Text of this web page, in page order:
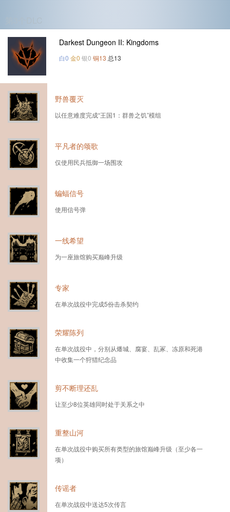
Darkest Dungeon II: Kingdoms
白0 金0 银0 铜13 总13
野兽覆灭
以任意难度完成“王国1：群兽之饥”模组
平凡者的颂歌
仅使用民兵抵御一场围攻
蝙蝠信号
使用信号弹
一线希望
为一座旅馆购买巅峰升级
专家
在单次战役中完成5份击杀契约
荣耀陈列
在单次战役中，分别从燔城、腐宴、乱冢、冻原和死港
中收集一个狩猎纪念品
剪不断理还乱
让至少8位英雄同时处于关系之中
重整山河
在单次战役中购买所有类型的旅馆巅峰升级（至少各一
项）
传谣者
在单次战役中送达5次传言